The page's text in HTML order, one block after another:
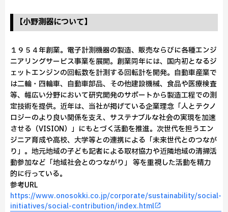
【小野測器について】
１９５４年創業。電子計測機器の製造、販売ならびに各種エンジ
ニアリングサービス事業を展開。創業同年には、国内初となるジ
ェットエンジンの回転数を計測する回転計を開発。自動車産業で
は二輪・四輪車、自動車部品、その他建設機械、食品や医療検査
等、幅広い分野において研究開発のサポートから製造工程での測
定技術を提供。近年は、当社が掲げている企業理念「人とテクノ
ロジーのより良い関係を支え、サステナブルな社会の実現を加速
させる（VISION）」にもとづく活動を推進。次世代を担うエン
ジニア育成や高校、大学等との連携による「未来世代とのつなが
り」。地元地域の子ども記者による取材協力や近隣地域の清掃活
動参加など「地域社会とのつながり」 等を重視した活動を精力
的に行っている。
参考URL
https://www.onosokki.co.jp/corporate/sustainability/social-
initiatives/social-contribution/index.html